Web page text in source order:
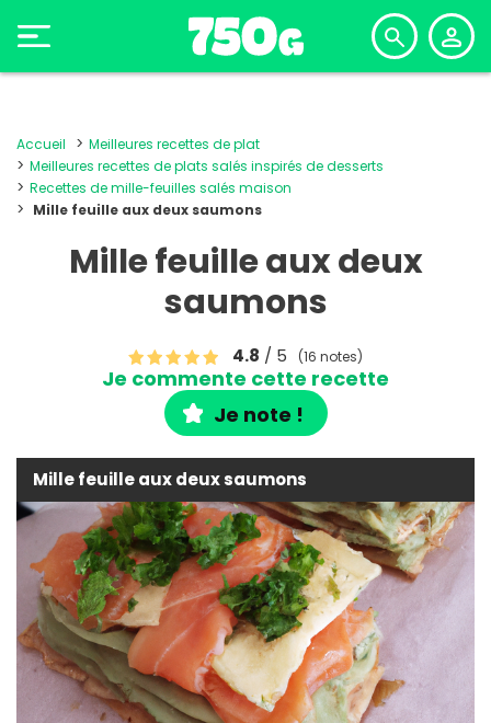
Accueil
Meilleures recettes de plat
Meilleures recettes de plats salés inspirés de desserts
Recettes de mille-feuilles salés maison
Mille feuille aux deux saumons
Mille feuille aux deux
saumons
4.8 / 5 (16 notes)
Je commente cette recette
Je note !
Mille feuille aux deux saumons